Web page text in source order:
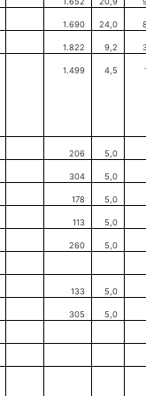
1.690 24,0
1.822 9,2
1.499 4,5
206 5,0
304 5,0
178 5,0
113 5,0
260 5,0
133 5,0
305 5,0